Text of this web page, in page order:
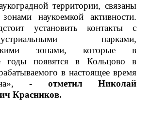
территории, связаны
наукоемкой активности.
установить контакты с
парками,
зонами, которые в
годы появятся в Кольцово в
в настоящее время
- отметил Николай
Красников.